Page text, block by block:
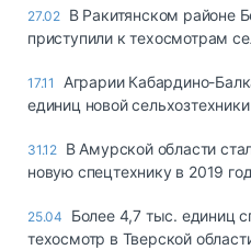
27.02 В Ракитянском районе
приступили к техосмотрам
17.11
Аграрии Кабардино-
единиц новой
31.12 В Амурской области
новую спецтехнику в 2019
25.04
Более 4,7 тыс. единиц
техосмотр в Тверской